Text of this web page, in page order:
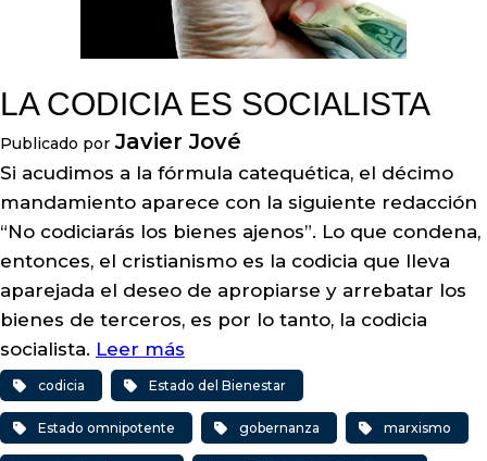
LA CODICIA ES SOCIALISTA
Publicado por Javier Jové
Si acudimos a la fórmula catequética, el décimo
mandamiento aparece con la siguiente redacción
“No codiciarás los bienes ajenos”. Lo que condena,
entonces, el cristianismo es la codicia que lleva
aparejada el deseo de apropiarse y arrebatar los
bienes de terceros, es por lo tanto, la codicia
socialista. Leer más
codicia Estado del Bienestar
Estado omnipotente gobernanza marxismo